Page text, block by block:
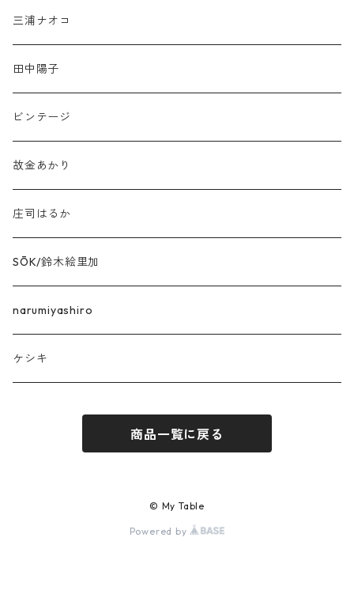
三浦ナオコ
田中陽子
ビンテージ
故金あかり
庄司はるか
SŌK/鈴木絵里加
narumiyashiro
ケシキ
商品一覧に戻る
© My Table
Powered by